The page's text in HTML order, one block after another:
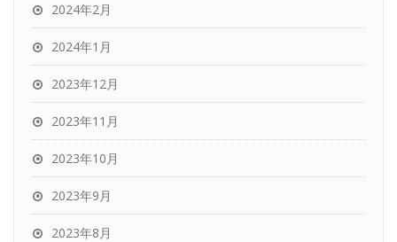
2024年2月
2024年1月
2023年12月
2023年11月
2023年10月
2023年9月
2023年8月